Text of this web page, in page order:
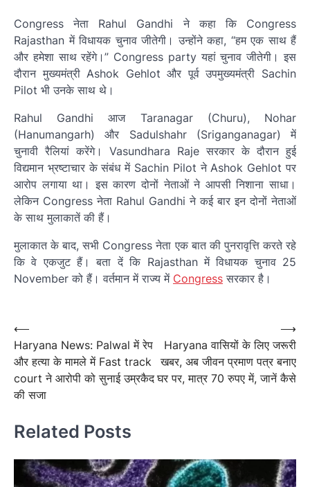
Congress नेता Rahul Gandhi ने कहा कि Congress
Rajasthan में विधायक चुनाव जीतेगी। उन्होंने कहा, “हम एक साथ हैं
और हमेशा साथ रहेंगे।” Congress party यहां चुनाव जीतेगी। इस
दौरान मुख्यमंत्री Ashok Gehlot और पूर्व उपमुख्यमंत्री Sachin
Pilot भी उनके साथ थे।
Rahul Gandhi आज Taranagar (Churu), Nohar
(Hanumangarh) और Sadulshahr (Sriganganagar) में
चुनावी रैलियां करेंगे। Vasundhara Raje सरकार के दौरान हुई
विद्यमान भ्रष्टाचार के संबंध में Sachin Pilot ने Ashok Gehlot पर
आरोप लगाया था। इस कारण दोनों नेताओं ने आपसी निशाना साधा।
लेकिन Congress नेता Rahul Gandhi ने कई बार इन दोनों नेताओं
के साथ मुलाकातें की हैं।
मुलाकात के बाद, सभी Congress नेता एक बात की पुनरावृत्ति करते रहे
कि वे एकजुट हैं। बता दें कि Rajasthan में विधायक चुनाव 25
November को हैं। वर्तमान में राज्य में Congress सरकार है।
navigation
Post
navigation
⟵
Haryana News: Palwal में रेप
और हत्या के मामले में Fast track
court ने आरोपी को सुनाई उम्रकैद
की सजा
Haryana वासियों के लिए जरूरी
खबर, अब जीवन प्रमाण पत्र बनाए
घर पर, मात्र 70 रुपए में, जानें कैसे
⟶
Related Posts